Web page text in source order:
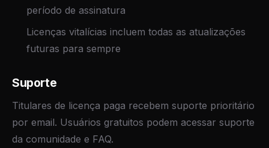
período de assinatura
Licenças vitalícias incluem todas as atualizações
futuras para sempre
Suporte
Titulares de licença paga recebem suporte prioritário
por email. Usuários gratuitos podem acessar suporte
da comunidade e FAQ.